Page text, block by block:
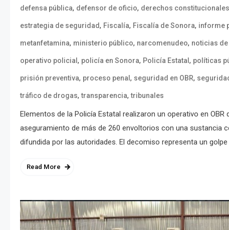
defensa pública, defensor de oficio, derechos constitucionales
estrategia de seguridad, Fiscalía, Fiscalía de Sonora, informe
metanfetamina, ministerio público, narcomenudeo, noticias de
operativo policial , policía en Sonora, Policía Estatal , políticas
prisión preventiva, proceso penal , seguridad en OBR,
tráfico de drogas,transparencia,tribunales
Elementos de la Policía Estatal realizaron un operativo en
aseguramiento de más de 260 envoltorios con una
difundida por las autoridades. El decomiso representa un
Read More